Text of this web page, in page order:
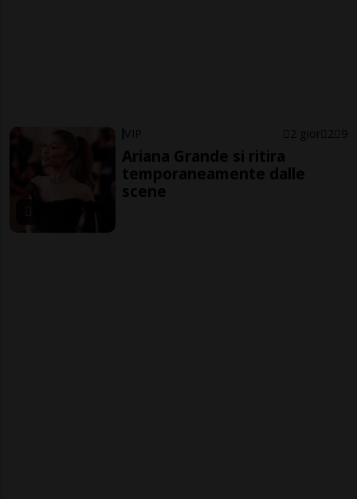
VIP 2 gior 2 9
Ariana Grande si ritira
temporaneamente dalle
scene